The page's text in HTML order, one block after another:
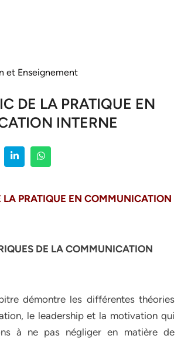
et Enseignement
DE LA PRATIQUE EN
INTERNE
LA PRATIQUE EN COMMUNICATION
DE LA COMMUNICATION
démontre les différentes théories
le leadership et la motivation qui
à ne pas négliger en matière de